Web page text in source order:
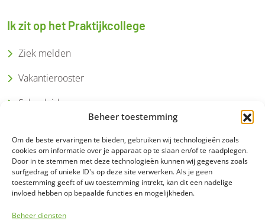
Beheer toestemming
Om de beste ervaringen te bieden, gebruiken wij technologieën zoals
cookies om informatie over je apparaat op te slaan en/of te raadplegen.
Door in te stemmen met deze technologieën kunnen wij gegevens zoals
surfgedrag of unieke ID's op deze site verwerken. Als je geen
toestemming geeft of uw toestemming intrekt, kan dit een nadelige
invloed hebben op bepaalde functies en mogelijkheden.
Beheer diensten
Ik zit op het Praktijkcollege
Ziek melden
Vakantierooster
Schoolgids
Ik ga naar het Praktijkcollege
Groep 8